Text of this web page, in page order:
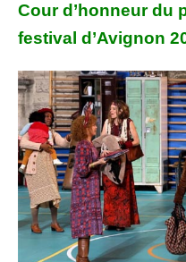
Cour d’honneur du
festival d’Avignon